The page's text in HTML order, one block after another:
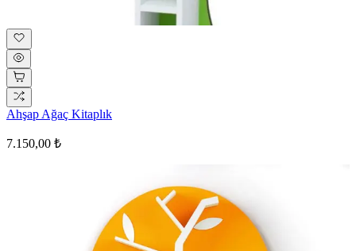
Ahşap Ağaç Kitaplık
7.150,00 ₺